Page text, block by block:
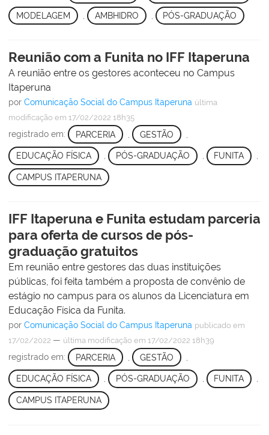
MODELAGEM AMBHIDRO PÓS-GRADUAÇÃO
Reunião com a Funita no IFF Itaperuna
A reunião entre os gestores aconteceu no Campus
Itaperuna
por Comunicação Social do Campus Itaperuna última
modificação em 17/02/2022 18h35
registrado em: PARCERIA GESTÃO
EDUCAÇÃO FÍSICA , PÓS-GRADUAÇÃO , FUNITA ,
CAMPUS ITAPERUNA
IFF Itaperuna e Funita estudam parceria
para oferta de cursos de pós-
graduação gratuitos
Em reunião entre gestores das duas instituições
públicas, foi feita também a proposta de convênio de
estágio no campus para os alunos da Licenciatura em
Educação Física da Funita.
por Comunicação Social do Campus Itaperuna publicado em
17/02/2022 — última modificação em 17/02/2022 18h39
registrado em: PARCERIA GESTÃO
EDUCAÇÃO FÍSICA , PÓS-GRADUAÇÃO , FUNITA ,
CAMPUS ITAPERUNA